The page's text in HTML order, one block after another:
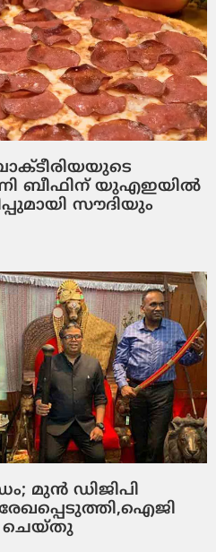
ബീഫിന് യുഎഇയില്‍
സൗദിയും
മുന്‍ ഡിജിപി
ചെയ്തു